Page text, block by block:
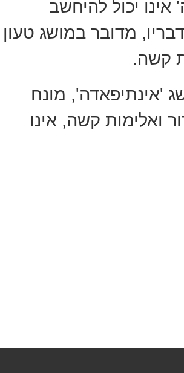
יכול להיחשב
מדובר במושג טעון
קשה.
'אינתיפאדה', מונח
ואלימות קשה, אינו